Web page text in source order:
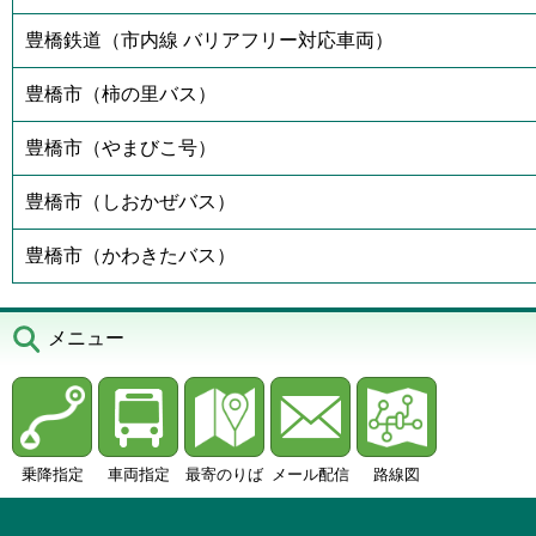
豊橋鉄道（市内線 バリアフリー対応車両）
豊橋市（柿の里バス）
豊橋市（やまびこ号）
豊橋市（しおかぜバス）
豊橋市（かわきたバス）
メニュー
乗降指定 車両指定 最寄のりば メール配信 路線図